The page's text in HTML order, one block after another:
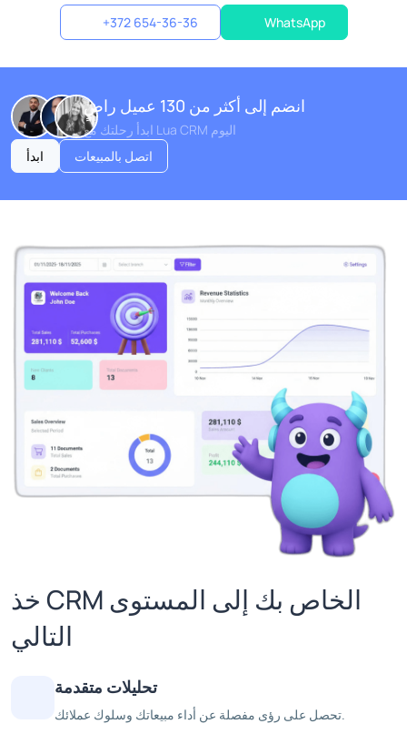
+372 654-36-36 WhatsApp
انضم إلى أكثر من 130 عميل راضٍ
ابدأ رحلتك مع Lua CRM اليوم
ابدأ
اتصل بالمبيعات
خذ CRM الخاص بك إلى المستوى
التالي
تحليلات متقدمة
تحصل على رؤى مفصلة عن أداء مبيعاتك وسلوك عملائك.